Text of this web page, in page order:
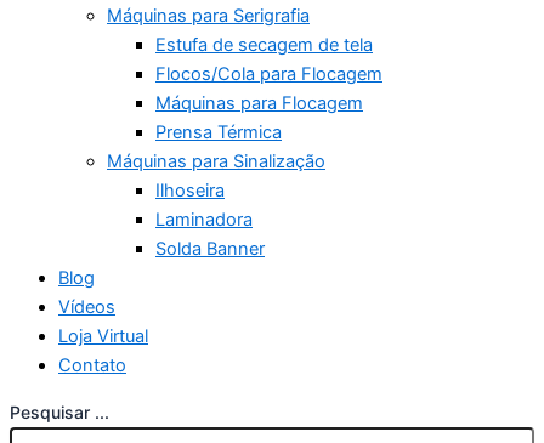
Máquinas para Serigrafia
Estufa de secagem de tela
Flocos/Cola para Flocagem
Máquinas para Flocagem
Prensa Térmica
Máquinas para Sinalização
Ilhoseira
Laminadora
Solda Banner
Blog
Vídeos
Loja Virtual
Contato
Pesquisar ...